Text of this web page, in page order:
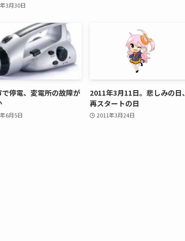
3月30日
で停電、変電所の故障が
6月5日
2011年3月11日。悲しみの日、
再スタートの日
2011年3月24日